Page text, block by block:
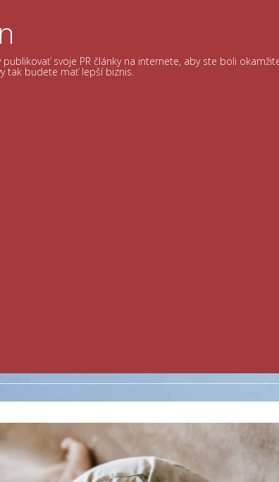
publikovať svoje PR články na internete, aby ste boli
tak budete mať lepší biznis.